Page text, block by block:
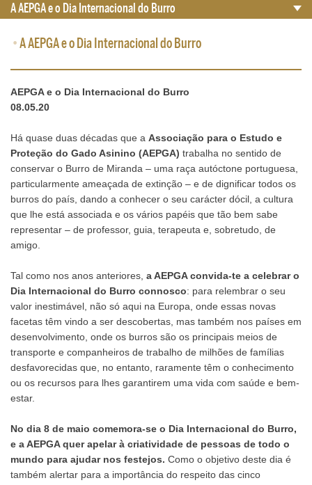
•A AEPGA e o Dia Internacional do Burro
AEPGA e o Dia Internacional do Burro
08.05.20
Há quase duas décadas que a Associação para o Estudo e
Proteção do Gado Asinino (AEPGA) trabalha no sentido de
conservar o Burro de Miranda – uma raça autóctone portuguesa,
particularmente ameaçada de extinção – e de dignificar todos os
burros do país, dando a conhecer o seu carácter dócil, a cultura
que lhe está associada e os vários papéis que tão bem sabe
representar – de professor, guia, terapeuta e, sobretudo, de
amigo.
Tal como nos anos anteriores, a AEPGA convida-te a celebrar o
Dia Internacional do Burro connosco: para relembrar o seu
valor inestimável, não só aqui na Europa, onde essas novas
facetas têm vindo a ser descobertas, mas também nos países em
desenvolvimento, onde os burros são os principais meios de
transporte e companheiros de trabalho de milhões de famílias
desfavorecidas que, no entanto, raramente têm o conhecimento
ou os recursos para lhes garantirem uma vida com saúde e bem-
estar.
No dia 8 de maio comemora-se o Dia Internacional do Burro,
e a AEPGA quer apelar à criatividade de pessoas de todo o
mundo para ajudar nos festejos. Como o objetivo deste dia é
também alertar para a importância do respeito das cinco
A AEPGA e o Dia Internacional do Burro